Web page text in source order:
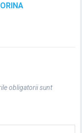
obligatorii sunt